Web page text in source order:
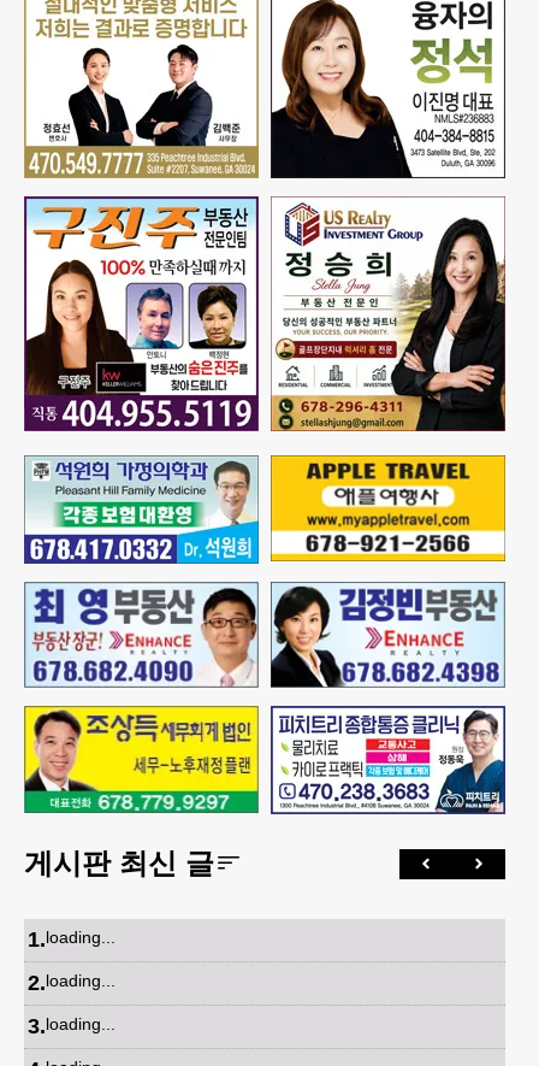
게시판 최신 글
1.loading...
2.loading...
3.loading...